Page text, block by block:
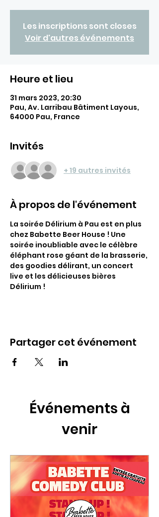
Les inscriptions sont closes
Voir d'autres événements
Heure et lieu
31 mars 2023, 20:30
Pau, Av. Larribau Bâtiment Layous,
64000 Pau, France
Invités
+ 19 autres invités
À propos de l'événement
La soirée Délirium à Pau est en plus
chez Babette Beer House ! Une
soirée inoubliable avec le célèbre
éléphant rose géant de la brasserie,
des goodies délirant, un concert
live et les délicieuses bières
Délirium !
Partager cet événement
Événements à
venir